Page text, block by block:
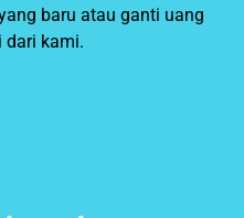
baru atau ganti uang
dari kami.